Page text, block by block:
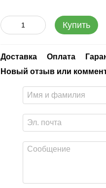
Купить
Доставка Оплата
Новый отзыв или